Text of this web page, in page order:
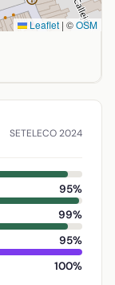
Leaflet | ©OSM
Ciudad Real.
SETELECO 2024
95%
99%
95%
100%